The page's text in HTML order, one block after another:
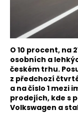
O 10 procent, na
osobních a
českém trhu.
z předchozí
a na číslo 1 mezi
prodejích, kde s
Volkswagen a